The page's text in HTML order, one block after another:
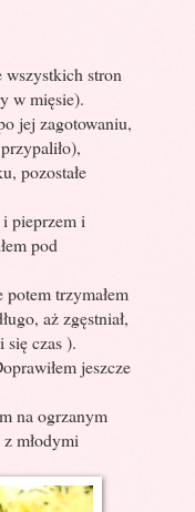
wszystkich stron
w mięsie).
jej zagotowaniu,
pozostałe
i pieprzem i
pod
trzymałem
aż zgęstniał,
się czas ).
jeszcze
na ogrzanym
z młodymi